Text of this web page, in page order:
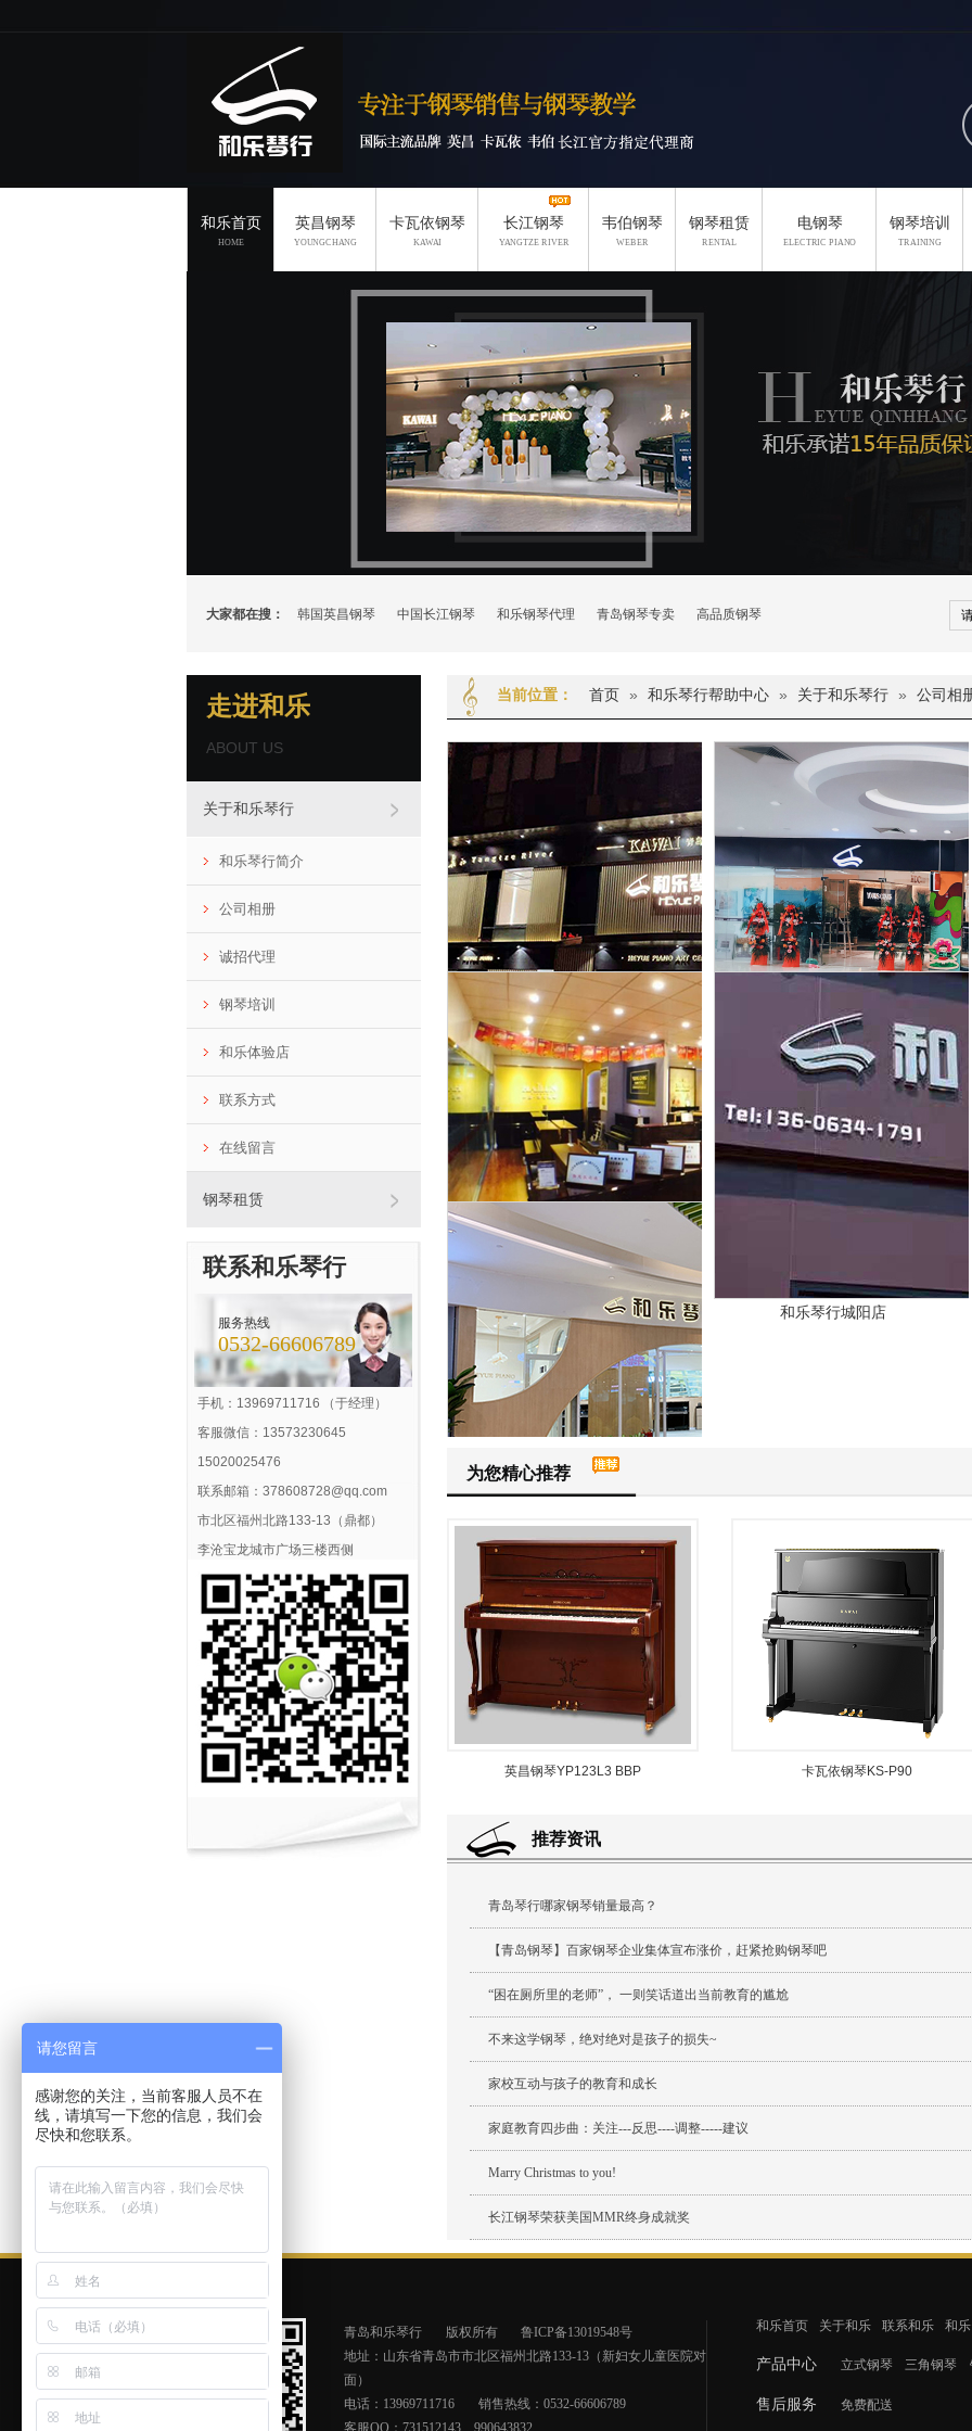
和乐首页
HOME
英昌钢琴
YOUNGCHANG
卡瓦依钢琴
KAWAI
长江钢琴
YANGTZE RIVER
韦伯钢琴
WEBER
钢琴租赁
RENTAL
电钢琴
ELECTRIC PIANO
钢琴培训
TRAINING
大家都在搜： 韩国英昌钢琴 中国长江钢琴 和乐钢琴代理 青岛钢琴专卖 高品质钢琴
走进和乐
ABOUT US
关于和乐琴行
和乐琴行简介
公司相册
诚招代理
钢琴培训
和乐体验店
联系方式
在线留言
钢琴租赁
联系和乐琴行
服务热线
0532-66606789
手机：13969711716 （于经理）
客服微信：13573230645
15020025476
联系邮箱：378608728@qq.com
市北区福州北路133-13（鼎都）
李沧宝龙城市广场三楼西侧
当前位置： 首页 » 和乐琴行帮助中心 » 关于和乐琴行 » 公司相
和乐琴行旗舰店 和乐琴行宝龙店
和乐琴行中联店 和乐琴行城阳店
大融城店
为您精心推荐
英昌钢琴YP123L3 BBP 卡瓦依钢琴KS-P90
推荐资讯
青岛琴行哪家钢琴销量最高？
【青岛钢琴】百家钢琴企业集体宣布涨价，赶紧抢购钢琴吧
“困在厕所里的老师”， 一则笑话道出当前教育的尴尬
不来这学钢琴，绝对绝对是孩子的损失~
家校互动与孩子的教育和成长
家庭教育四步曲：关注---反思----调整-----建议
Marry Christmas to you!
长江钢琴荣获美国MMR终身成就奖
青岛和乐琴行 版权所有
鲁ICP备13019548号
地址：山东省青岛市市北区福州北路133-13（新妇女儿童医院对
面）
电话：13969711716
销售热线：0532-66606789
客服QQ：731512143、990643832
和乐首页 关于和乐 联系和乐 和
产品中心 立式钢琴 三角钢琴
售后服务 免费配送
请您留言
感谢您的关注，当前客服人员不在
线，请填写一下您的信息，我们会
尽快和您联系。